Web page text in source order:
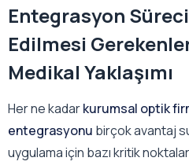
Entegrasyon
Edilmesi
Medikal Yaklaşımı
Her ne kadarkurumsal optik
entegrasyonu birçok avantaj
uygulama için bazı kritik